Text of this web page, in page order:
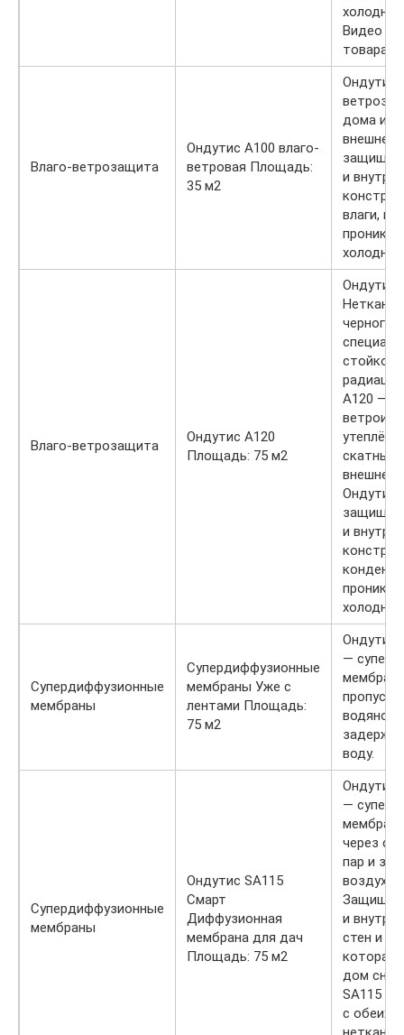
Видео на
товара.
Влаго-ветрозащита
Ондутис A100 влаго-
ветровая Площадь:
35 м2
Ондутис
дома и
внешней
и
влаги,
Влаго-ветрозащита
Ондутис A120
Площадь: 75 м2
Ондутис
черного
стойкой
А120 —
скатных
внешней
Ондутис
и
Супердиффузионные
мембраны
Супердиффузионные
мембраны Уже с
лентами Площадь:
75 м2
Ондутис
—
водяной
воду.
Супердиффузионные
мембраны
Ондутис SA115
Смарт
Диффузионная
мембрана для дач
Площадь: 75 м2
Ондутис
—
через
пар и
воздух и
и
стен и
которая
дом
SA115
с обеих